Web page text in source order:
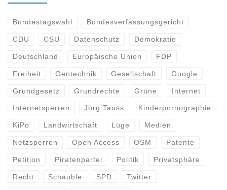
Bundestagswahl Bundesverfassungsgericht
CDU CSU Datenschutz Demokratie
Deutschland Europäische Union FDP
Freiheit Gentechnik Gesellschaft Google
Grundgesetz Grundrechte Grüne Internet
Internetsperren Jörg Tauss Kinderpornographie
KiPo Landwirtschaft Lüge Medien
Netzsperren Open Access OSM Patente
Petition Piratenpartei Politik Privatsphäre
Recht Schäuble SPD Twitter